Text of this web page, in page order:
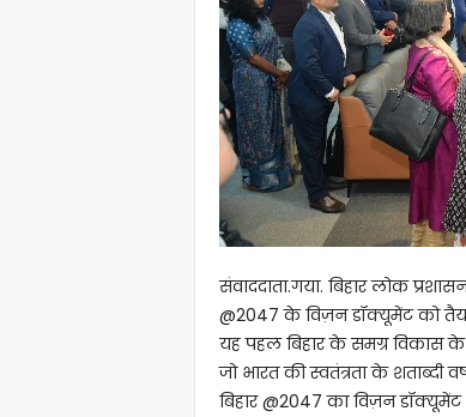
संवाददाता.गया. बिहार लोक
@2047 के विज़न डॉक्यूमेंट को
यह पहल बिहार के समग्र विकास
जो भारत की स्वतंत्रता के शताब्दी
बिहार @2047 का विज़न डॉक्यूमेंट